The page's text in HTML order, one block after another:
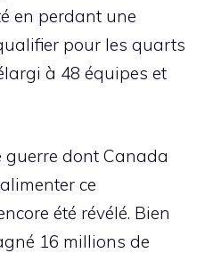
en perdant une
pour les quarts
à 48 équipes et
guerre dont Canada
ce
été révélé. Bien
16 millions de